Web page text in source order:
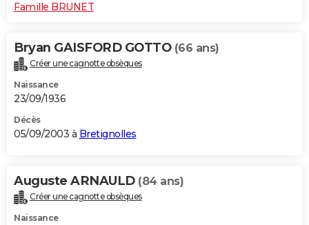
Famille BRUNET
Bryan GAISFORD GOTTO (66 ans)
Créer une cagnotte obsèques
Naissance
23/09/1936
Décès
05/09/2003 à Bretignolles
Auguste ARNAULD (84 ans)
Créer une cagnotte obsèques
Naissance